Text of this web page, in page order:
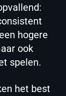
hogere
ook
spelen.
het best